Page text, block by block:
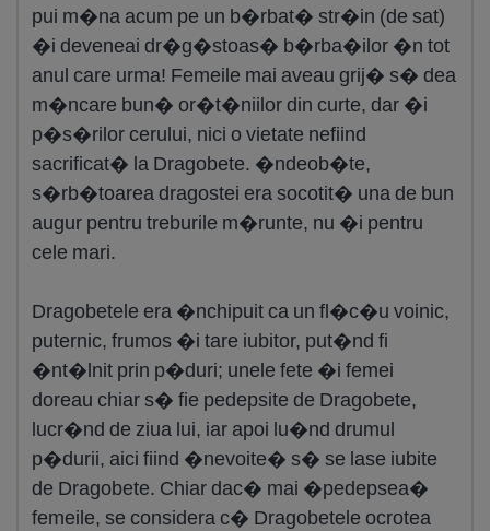
pui m�na acum pe un b�rbat� str�in (de sat)
�i deveneai dr�g�stoas� b�rba�ilor �n tot
anul care urma! Femeile mai aveau grij� s� dea
m�ncare bun� or�t�niilor din curte, dar �i
p�s�rilor cerului, nici o vietate nefiind
sacrificat� la Dragobete. �ndeob�te,
s�rb�toarea dragostei era socotit� una de bun
augur pentru treburile m�runte, nu �i pentru
cele mari.
Dragobetele era �nchipuit ca un fl�c�u voinic,
puternic, frumos �i tare iubitor, put�nd fi
�nt�lnit prin p�duri; unele fete �i femei
doreau chiar s� fie pedepsite de Dragobete,
lucr�nd de ziua lui, iar apoi lu�nd drumul
p�durii, aici fiind �nevoite� s� se lase iubite
de Dragobete. Chiar dac� mai �pedepsea�
femeile, se considera c� Dragobetele ocrotea